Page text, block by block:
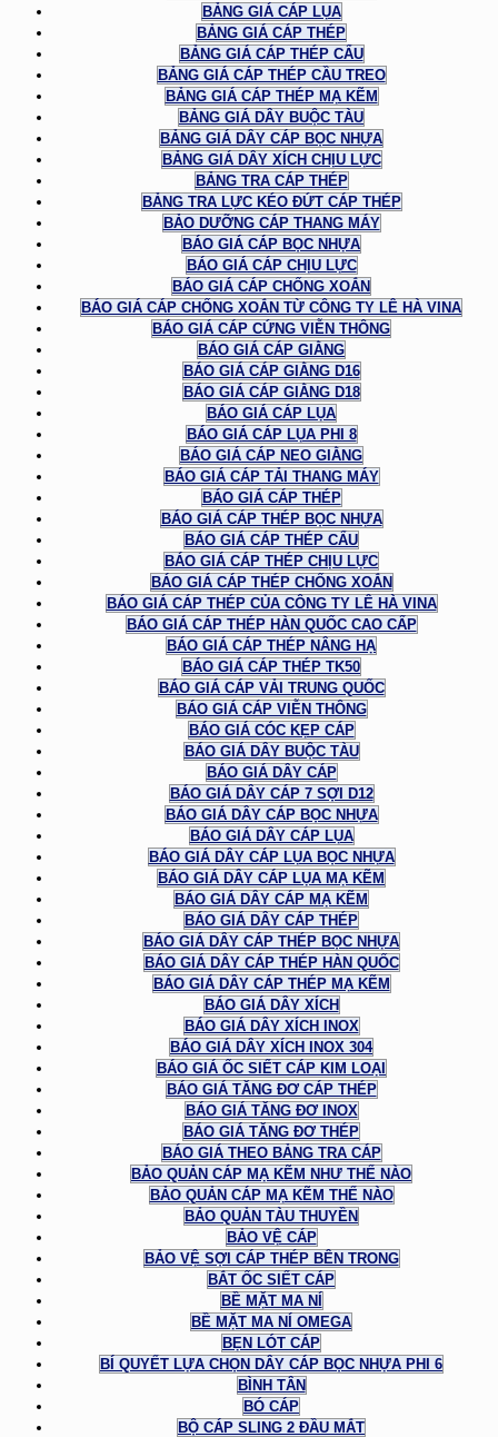
BẢNG GIÁ CÁP LỤA
BẢNG GIÁ CÁP THÉP
BẢNG GIÁ CÁP THÉP CẨU
BẢNG GIÁ CÁP THÉP CẦU TREO
BẢNG GIÁ CÁP THÉP MẠ KẼM
BẢNG GIÁ DÂY BUỘC TÀU
BẢNG GIÁ DÂY CÁP BỌC NHỰA
BẢNG GIÁ DÂY XÍCH CHỊU LỰC
BẢNG TRA CÁP THÉP
BẢNG TRA LỰC KÉO ĐỨT CÁP THÉP
BẢO DƯỠNG CÁP THANG MÁY
BÁO GIÁ CÁP BỌC NHỰA
BÁO GIÁ CÁP CHỊU LỰC
BÁO GIÁ CÁP CHỐNG XOẮN
BÁO GIÁ CÁP CHỐNG XOẮN TỪ CÔNG TY LÊ HÀ VINA
BÁO GIÁ CÁP CỨNG VIỄN THÔNG
BÁO GIÁ CÁP GIẰNG
BÁO GIÁ CÁP GIẰNG D16
BÁO GIÁ CÁP GIẰNG D18
BÁO GIÁ CÁP LỤA
BÁO GIÁ CÁP LỤA PHI 8
BÁO GIÁ CÁP NEO GIẰNG
BÁO GIÁ CÁP TẢI THANG MÁY
BÁO GIÁ CÁP THÉP
BÁO GIÁ CÁP THÉP BỌC NHỰA
BÁO GIÁ CÁP THÉP CẨU
BÁO GIÁ CÁP THÉP CHỊU LỰC
BÁO GIÁ CÁP THÉP CHỐNG XOẮN
BÁO GIÁ CÁP THÉP CỦA CÔNG TY LÊ HÀ VINA
BÁO GIÁ CÁP THÉP HÀN QUỐC CAO CẤP
BÁO GIÁ CÁP THÉP NÂNG HẠ
BÁO GIÁ CÁP THÉP TK50
BÁO GIÁ CÁP VẢI TRUNG QUỐC
BÁO GIÁ CÁP VIỄN THÔNG
BÁO GIÁ CÓC KẸP CÁP
BÁO GIÁ DÂY BUỘC TÀU
BÁO GIÁ DÂY CÁP
BÁO GIÁ DÂY CÁP 7 SỢI D12
BÁO GIÁ DÂY CÁP BỌC NHỰA
BÁO GIÁ DÂY CÁP LỤA
BÁO GIÁ DÂY CÁP LỤA BỌC NHỰA
BÁO GIÁ DÂY CÁP LỤA MẠ KẼM
BÁO GIÁ DÂY CÁP MẠ KẼM
BÁO GIÁ DÂY CÁP THÉP
BÁO GIÁ DÂY CÁP THÉP BỌC NHỰA
BÁO GIÁ DÂY CÁP THÉP HÀN QUỐC
BÁO GIÁ DÂY CÁP THÉP MẠ KẼM
BÁO GIÁ DÂY XÍCH
BÁO GIÁ DÂY XÍCH INOX
BÁO GIÁ DÂY XÍCH INOX 304
BÁO GIÁ ỐC SIẾT CÁP KIM LOẠI
BÁO GIÁ TĂNG ĐƠ CÁP THÉP
BÁO GIÁ TĂNG ĐƠ INOX
BÁO GIÁ TĂNG ĐƠ THÉP
BÁO GIÁ THEO BẢNG TRA CÁP
BẢO QUẢN CÁP MẠ KẼM NHƯ THẾ NÀO
BẢO QUẢN CÁP MẠ KẼM THẾ NÀO
BẢO QUẢN TÀU THUYỀN
BẢO VỆ CÁP
BẢO VỆ SỢI CÁP THÉP BÊN TRONG
BẮT ỐC SIẾT CÁP
BỀ MẶT MA NÍ
BỀ MẶT MA NÍ OMEGA
BẸN LÓT CÁP
BÍ QUYẾT LỰA CHỌN DÂY CÁP BỌC NHỰA PHI 6
BÌNH TÂN
BÓ CÁP
BỘ CÁP SLING 2 ĐẦU MẮT